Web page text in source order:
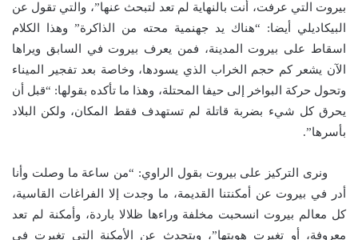
بيروت التي عرفت، أنت بالنهاية لم تعد لتبحث عنها”، والتي تقول عن
البيكاديلي أيضا: “هناك يد جهنمية محته من الذاكرة” وهذا الكلام
اسقاط على بيروت المدينة، فمن يعرف بيروت في السابق ويراها
الآن يشعر كم حجم الخراب الذي يسودها، وخاصة بعد تفجير الميناء
وتحول حركة البواخر إلى حيفا المحتلة، وهذا ما تأكده بقولها: “قبل أن
يحرق كل شيء بضربة قاتلة لم تستهدف فقط المكان، ولكن البلاد
بأسرها”.
ونرى التركيز على بيروت بقول الراوي: “من ساعة ما وصلت وأنا
أدر في بيروت عن أمكنتنا القديمة، ما وجدت إلا الفراغات القاسية،
كل معالم بيروت انسحبت مخلفة وراءها ظلالا باردة، وأمكنة لم تعد
معروفة، أو تغيرت هويتها”، ويتحدث عن الأمكنة التي تغيرت في